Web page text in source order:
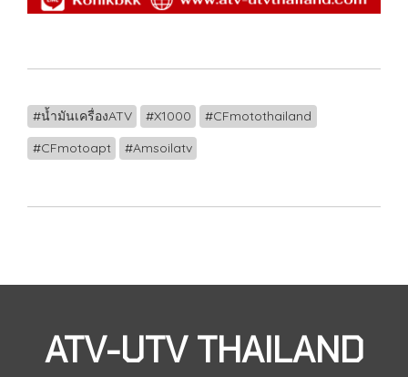
#น้ำมันเครื่องATV #X1000
#CFmotothailand
#CFmotoapt
#Amsoilatv
ATV-UTV THAILAND